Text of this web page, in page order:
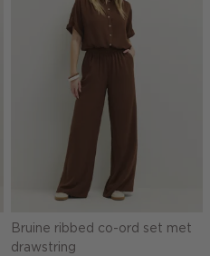
Bruine ribbed co-ord set met
drawstring